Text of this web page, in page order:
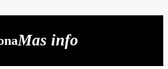
Mas info